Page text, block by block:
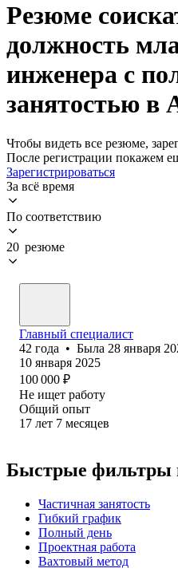
Резюме
должность
инженера с
занятостью в
Чтобы видеть все резюме,
После регистрации покажем
Зарегистрироваться
За всё время
По соответствию
20 резюме
Главный специалист
42 года • Была 28 января
10 января 2025
100 000 ₽
Не ищет работу
Общий опыт
17 лет 7 месяцев
Быстрые фильтры
Частичная занятость
Гибкий график
Полный день
Проектная работа
Вахтовый метод